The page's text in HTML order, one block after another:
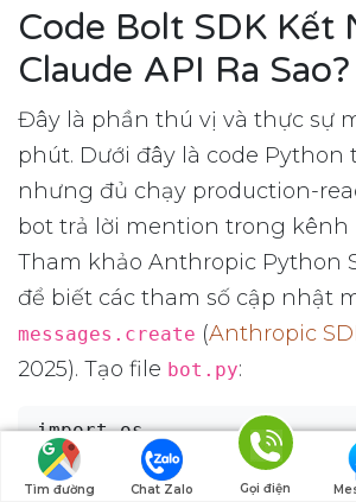
Code Bolt SDK Kết
Claude API Ra Sao?
Đây là phần thú vị và thực sự
phút. Dưới đây là code Python
nhưng đủ chạy production-
bot trả lời mention trong kênh
Tham khảo Anthropic Python
để biết các tham số cập nhật
messages.create (Anthropic
2025). Tạo file bot.py:
import os
from slack_bolt import App
from
Tìm đường Chat Zalo Gọi điện